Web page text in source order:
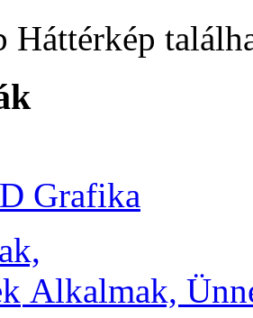
Háttérkép
Grafika
Alkalmak,